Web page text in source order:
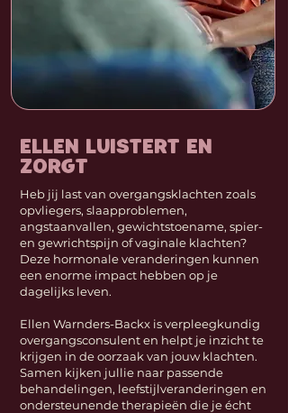
Ellen Luistert en
Zorgt
Heb jij last van overgangsklachten zoals
opvliegers, slaapproblemen,
angstaanvallen, gewichtstoename, spier-
en gewrichtspijn of vaginale klachten?
Deze hormonale veranderingen kunnen
een enorme impact hebben op je
dagelijks leven.
Ellen Warnders-Backx is verpleegkundig
overgangsconsulent en helpt je inzicht te
krijgen in de oorzaak van jouw klachten.
Samen kijken jullie naar passende
behandelingen, leefstijlveranderingen en
ondersteunende therapieën die je écht